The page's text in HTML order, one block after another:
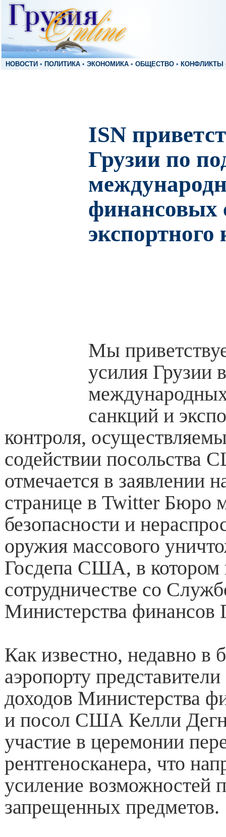
НОВОСТИ • ПОЛИТИКА • ЭКОНОМИКА • ОБЩЕСТВО • КОНФЛИКТЫ
ISN
Грузии по
финансовых
экспортного
Мы
усилия Грузии
санкций и
контроля,
содействии
отмечается в заявлении
странице в Twitter Бюро
безопасности и
оружия массового
Госдепа США, в котором
сотрудничестве со
Министерства финансов
Как известно, недавно в
аэропорту
доходов Министерства
и посол США Келли
участие в церемонии
рентгеносканера, что
усиление возможностей
запрещенных предметов.